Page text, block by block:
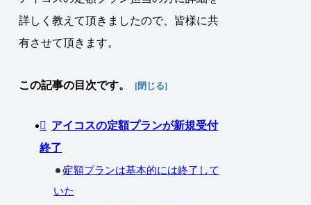
詳しく教えて頂きましたので、皆様に共
有させて頂きます。
この記事の目次です。
アイコスの定額プランが新規受付
終了
定額プランは基本的には終了して
いた